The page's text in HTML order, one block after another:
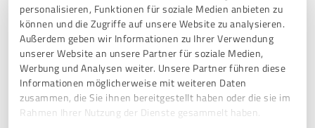
personalisieren, Funktionen für soziale Medien anbieten zu
können und die Zugriffe auf unsere Website zu analysieren.
Außerdem geben wir Informationen zu Ihrer Verwendung
unserer Website an unsere Partner für soziale Medien,
Werbung und Analysen weiter. Unsere Partner führen diese
Informationen möglicherweise mit weiteren Daten
zusammen, die Sie ihnen bereitgestellt haben oder die sie im
Rahmen Ihrer Nutzung der Dienste gesammelt haben.
4.80 von 5
Bodystreet Hamburg Othmarschen
91 Bewertungen